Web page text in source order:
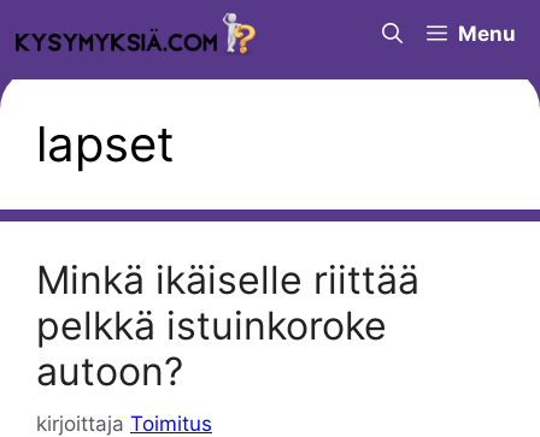
sisältöön
Menu
lapset
Minkä ikäiselle riittää
pelkkä istuinkoroke
autoon?
kirjoittaja Toimitus